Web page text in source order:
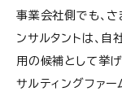
事業会社側でも、
ンサルタントは、自
用の候補として挙げ
サルティングファ